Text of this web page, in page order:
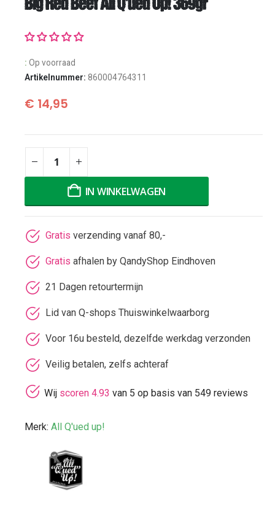
Big Red Beef All Q’ued Up! 369gr
: Op voorraad
Artikelnummer: 860004764311
€ 14,95
IN WINKELWAGEN
Gratis verzending vanaf 80,-
Gratis afhalen by QandyShop Eindhoven
21 Dagen retourtermijn
Lid van Q-shops Thuiswinkelwaarborg
Voor 16u besteld, dezelfde werkdag verzonden
Veilig betalen, zelfs achteraf
Wijscoren 4.93 van 5 op basis van 549 reviews
Merk: All Q'ued up!